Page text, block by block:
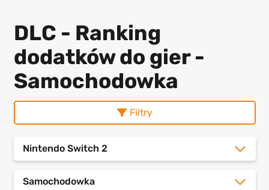
DLC - Ranking
dodatków do gier -
Samochodowka
Filtry
Nintendo Switch 2
Samochodowka